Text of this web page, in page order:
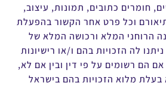
חומרים כתובים, תמונות, עיצוב,
וכל פרט אחר הקשור בהפעלת
הרוחני המלא ורכושה המלא של
לה הזכויות בהם ו/או רישיונות
הם רשומים על פי דין ובין אם לא,
מלוא הזכויות בהם בישראל